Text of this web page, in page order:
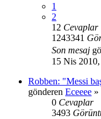
1
2
12 Cevaplar
1243341
Son mesaj
15 Nis 2010,
Robben: "Messi
gönderen Eceeee »
0 Cevaplar
3493